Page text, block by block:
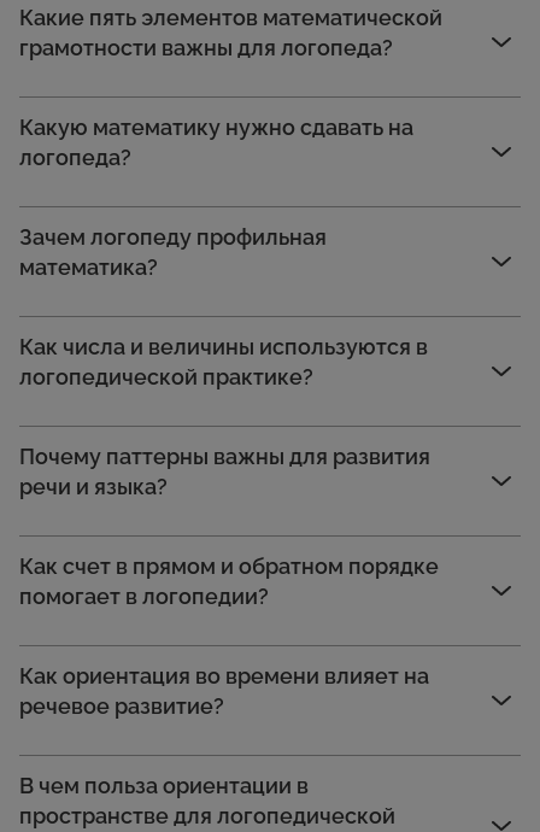
Какие пять элементов математической
грамотности важны для логопеда?
Какую математику нужно сдавать на
логопеда?
Зачем логопеду профильная
математика?
Как числа и величины используются в
логопедической практике?
Почему паттерны важны для развития
речи и языка?
Как счет в прямом и обратном порядке
помогает в логопедии?
Как ориентация во времени влияет на
речевое развитие?
В чем польза ориентации в
пространстве для логопедической